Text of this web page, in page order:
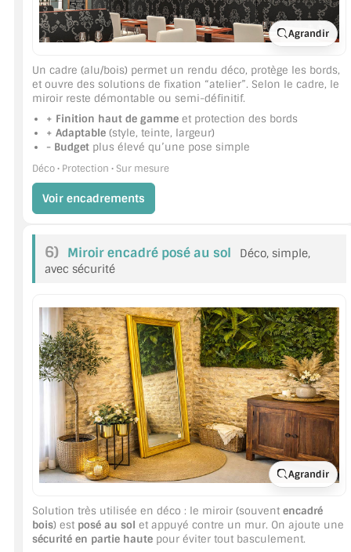
Agrandir
Un cadre (alu/bois) permet un rendu déco, protège les bords,
et ouvre des solutions de fixation “atelier”. Selon le cadre, le
miroir reste démontable ou semi-définitif.
+ Finition haut de gamme et protection des bords
+ Adaptable (style, teinte, largeur)
- Budget plus élevé qu’une pose simple
Déco • Protection • Sur mesure
Voir encadrements
6) Miroir encadré posé au sol
Déco, simple,
avec sécurité
Agrandir
Solution très utilisée en déco : le miroir (souvent encadré
bois) est posé au sol et appuyé contre un mur. On ajoute une
sécurité en partie haute pour éviter tout basculement.